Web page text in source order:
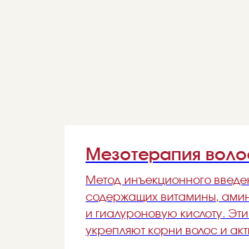
Мезотерапия
Метод инъекционного
содержащих витамины,
и гиалуроновую кислоту.
укрепляют корни волос и